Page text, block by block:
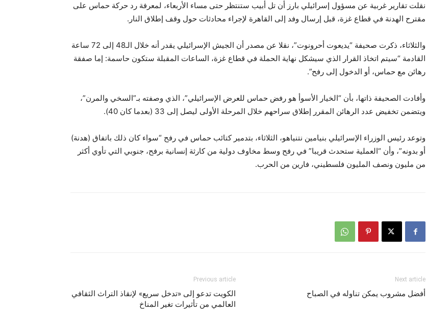
نقلت تقارير غربية عن مسؤول إسرائيلي بارز أن تل أبيب ستنتظر حتى مساء الأربعاء، لمعرفة رد حركة حماس على
مقترح الهدنة في قطاع غزة، قبل إرسال وفد إلى القاهرة لإجراء محادثات حول وقف إطلاق النار.
والثلاثاء، ذكرت صحيفة “يديعوت أحرونوت”، نقلا عن مصدر أن الجيش الإسرائيلي يقدر أنه خلال الـ48 إلى 72 ساعة
القادمة “سيتم اتخاذ القرار الذي سيشكل نهاية الحملة في قطاع غزة، الساعات المقبلة ستكون حاسمة: إما صفقة
رهائن مع حماس، أو الدخول إلى رفح”.
وأفادت الصحيفة ذاتها، بأن “الخيار الأسوأ هو رفض حماس للعرض الإسرائيلي”، الذي وصفته بـ”السخي والمرن”،
ويتضمن تخفيض عدد الرهائن المقرر إطلاق سراحهم خلال المرحلة الأولى ليصل إلى 33 (بعدما كان 40).
وتوعد رئيس الوزراء الإسرائيلي بنيامين نتنياهو، الثلاثاء، بتدمير كتائب حماس في رفح “سواء كان ذلك باتفاق (هدنة)
أو بدونه”، وأن “العملية ستحدث قريبا” في رفح وسط مخاوف دولية من كارثة إنسانية برفح، جنوبي التي تأوي أكثر
من مليون ونصف المليون فلسطيني، فارين من الحرب.
Previous article
الكويت تدعو إلى «تدخل سريع» لإنقاذ التراث الثقافي
العالمي من تأثيرات تغير المناخ
Next article
أفضل مشروب يمكن تناوله في الصباح